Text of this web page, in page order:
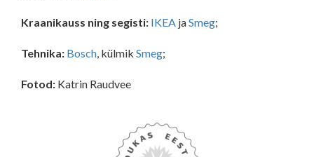
Kraanikauss ning segisti: IKEA jaSmeg;
Tehnika: Bosch, külmik Smeg;
Fotod: Katrin Raudvee